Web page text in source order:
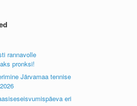
rannavolle
pronksi!
Järvamaa tennise
eri